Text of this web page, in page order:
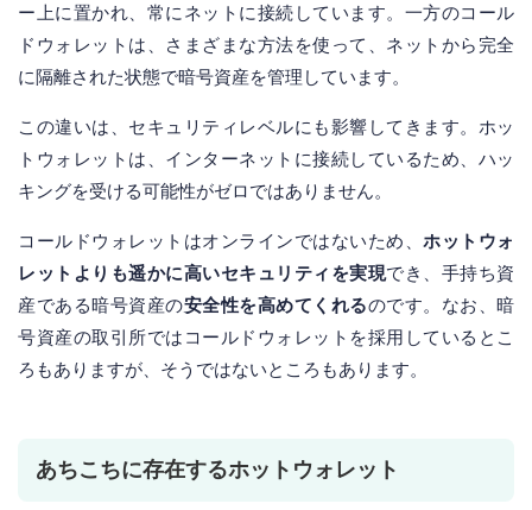
ー上に置かれ、常にネットに接続しています。一方のコール
ドウォレットは、さまざまな方法を使って、ネットから完全
に隔離された状態で暗号資産を管理しています。
この違いは、セキュリティレベルにも影響してきます。ホッ
トウォレットは、インターネットに接続しているため、ハッ
キングを受ける可能性がゼロではありません。
コールドウォレットはオンラインではないため、 ホットウォ
レットよりも遥かに高いセキュリティを実現でき、手持ち資
産である暗号資産の安全性を高めてくれるのです。なお、暗
号資産の取引所ではコールドウォレットを採用しているとこ
ろもありますが、そうではないところもあります。
あちこちに存在するホットウォレット